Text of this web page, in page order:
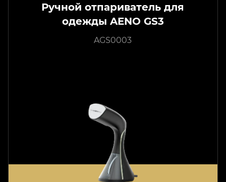
Ручной отпариватель для
одежды AENO GS3
AGS0003